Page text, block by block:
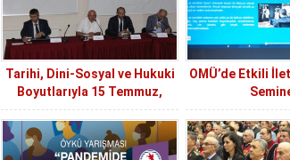
Tarihi, Dini-Sosyal ve Hukuki
Boyutlarıyla 15 Temmuz,
Hukuk Fakültesinde
Değerlendirildi
OMÜ’de Etkili